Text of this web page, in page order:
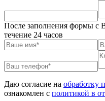
После заполнения формы с
течение 24 часов
Даю согласие на обработку
ознакомлен с политикой в